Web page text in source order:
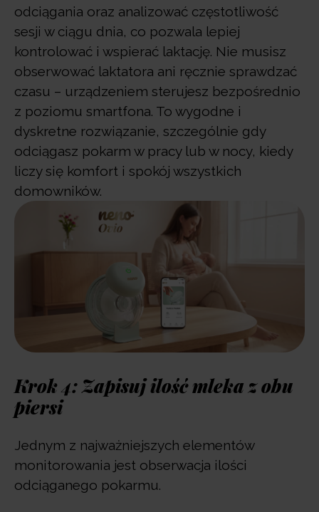
odciągania oraz analizować częstotliwość
sesji w ciągu dnia, co pozwala lepiej
kontrolować i wspierać laktację. Nie musisz
obserwować laktatora ani ręcznie sprawdzać
czasu – urządzeniem sterujesz bezpośrednio
z poziomu smartfona. To wygodne i
dyskretne rozwiązanie, szczególnie gdy
odciągasz pokarm w pracy lub w nocy, kiedy
liczy się komfort i spokój wszystkich
domowników.
Krok 4: Zapisuj ilość mleka z obu
piersi
Jednym z najważniejszych elementów
monitorowania jest obserwacja ilości
odciąganego pokarmu.